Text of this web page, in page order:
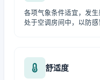
各项气象条件适宜，发
处于空调房间中，以防感
舒适度